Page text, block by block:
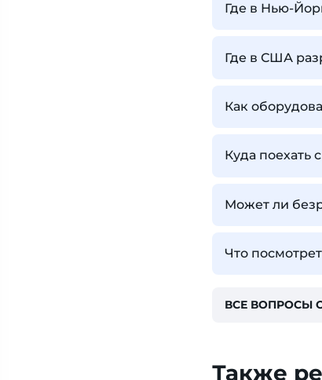
Где в Нью-
Где в США
Как
Куда поехать
Может ли
Что
ВСЕ ВОПРОСЫ
Также